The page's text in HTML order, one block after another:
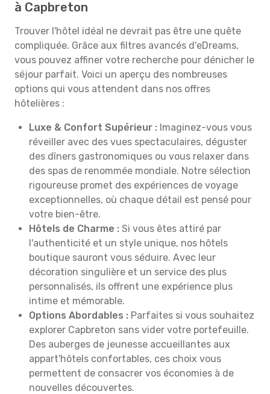
à Capbreton
Trouver l'hôtel idéal ne devrait pas être une quête
compliquée. Grâce aux filtres avancés d'eDreams,
vous pouvez affiner votre recherche pour dénicher le
séjour parfait. Voici un aperçu des nombreuses
options qui vous attendent dans nos offres
hôtelières :
Luxe & Confort Supérieur : Imaginez-vous vous
réveiller avec des vues spectaculaires, déguster
des dîners gastronomiques ou vous relaxer dans
des spas de renommée mondiale. Notre sélection
rigoureuse promet des expériences de voyage
exceptionnelles, où chaque détail est pensé pour
votre bien-être.
Hôtels de Charme : Si vous êtes attiré par
l'authenticité et un style unique, nos hôtels
boutique sauront vous séduire. Avec leur
décoration singulière et un service des plus
personnalisés, ils offrent une expérience plus
intime et mémorable.
Options Abordables : Parfaites si vous souhaitez
explorer Capbreton sans vider votre portefeuille.
Des auberges de jeunesse accueillantes aux
appart'hôtels confortables, ces choix vous
permettent de consacrer vos économies à de
nouvelles découvertes.